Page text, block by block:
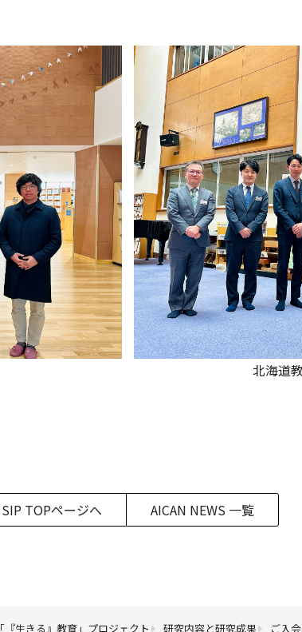
北海道
SIP TOPページへ AICAN NEWS 一覧
「『生きる』教育」プロジェクト 研究内容と研究成果 ご入